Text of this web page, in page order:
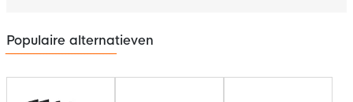
Populaire alternatieven